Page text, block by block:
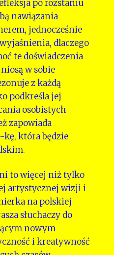
po rozstaniu
nawiązania
jednocześnie
dlaczego
te doświadczenia
w sobie
z każdą
podkreśla jej
osobistych
zapowiada
kę, która będzie
to więcej niż tylko
artystycznej wizji i
na polskiej
słuchaczy do
nowym
i kreatywność